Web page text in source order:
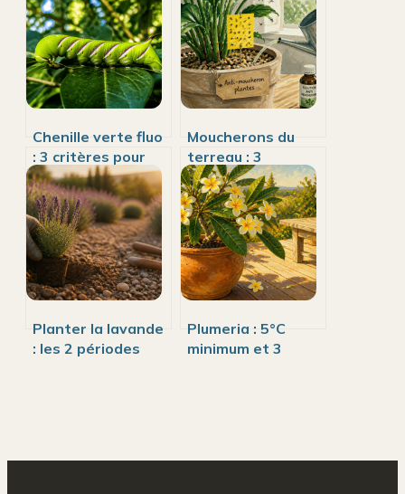
Chenille verte fluo
: 3 critères pour
distinguer une
espèce inoffensive
d’un danger réel
Moucherons du
terreau : 3
traitements
biologiques pour
sauver vos racines
Planter la lavande
: les 2 périodes
Plumeria : 5°C
minimum et 3